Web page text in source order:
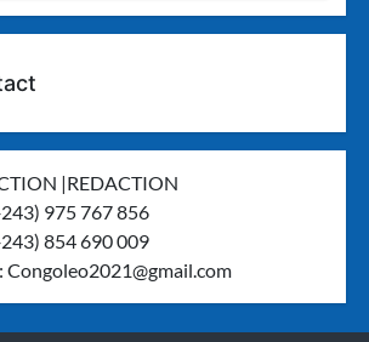
|REDACTION
975 767 856
854 690 009
Congoleo2021@gmail.com